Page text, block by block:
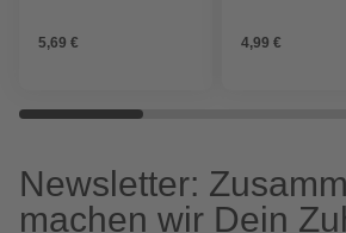
5,69 € 4,99 €
Newsletter:
machen wir Dein